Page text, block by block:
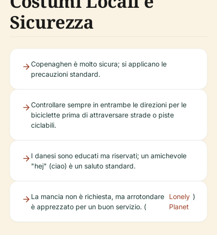
Sicurezza
Copenaghen è molto sicura; si applicano le
precauzioni standard.
Controllare sempre in entrambe le direzioni per le
biciclette prima di attraversare strade o piste
ciclabili.
I danesi sono educati ma riservati; un amichevole
"hej" (ciao) è un saluto standard.
La mancia non è richiesta, ma arrotondare
è apprezzato per un buon servizio. (
Lonely
Planet
)